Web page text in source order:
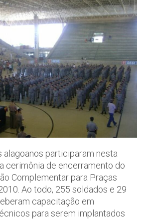
alagoanos participaram nesta
cerimônia de encerramento do
Complementar para Praças
Ao todo, 255 soldados e 29
capacitação em
para serem implantados